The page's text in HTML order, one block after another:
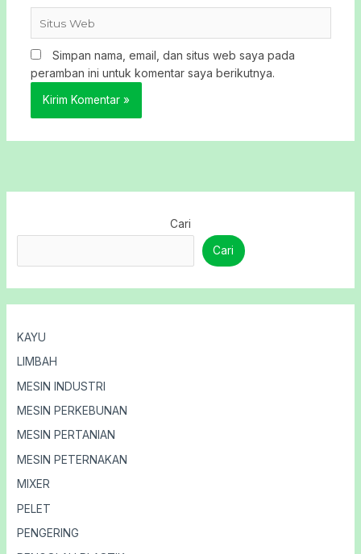
Cari
Cari
KAYU
LIMBAH
MESIN INDUSTRI
MESIN PERKEBUNAN
MESIN PERTANIAN
MESIN PETERNAKAN
MIXER
PELET
PENGERING
Simpan nama, email, dan situs web saya pada
peramban ini untuk komentar saya berikutnya.